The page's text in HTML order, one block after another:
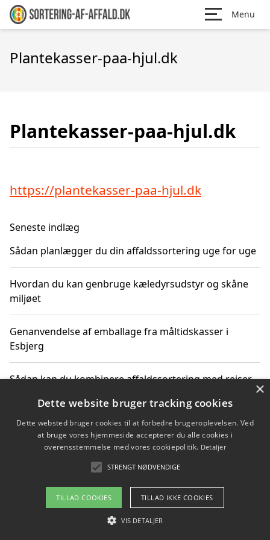
Menu
Plantekasser-paa-hjul.dk
Plantekasser-paa-hjul.dk
https://plantekasser-paa-hjul.dk
Seneste indlæg
Sådan planlægger du din affaldssortering uge for uge
Hvordan du kan genbruge kæledyrsudstyr og skåne
miljøet
Genanvendelse af emballage fra måltidskasser i
Esbjerg
Sådan kan du kombinere affaldssortering med rejser
Hvordan affaldssortering kan bidrage til co2 reduktion
Om / kontakt
Blog Betingelser
×
Dette website bruger tracking cookies
Dette websted bruger cookies til at forbedre brugeroplevelsen. Ved
at bruge vores hjemmeside accepterer du alle cookies i
overensstemmelse med vores cookiepolitik. Detaljer
STRENGT NØDVENDIGE
TILLAD COOKIES TILLAD IKKE COOKIES
VIS DETALJER